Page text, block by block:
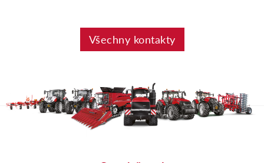
Všechny kontakty